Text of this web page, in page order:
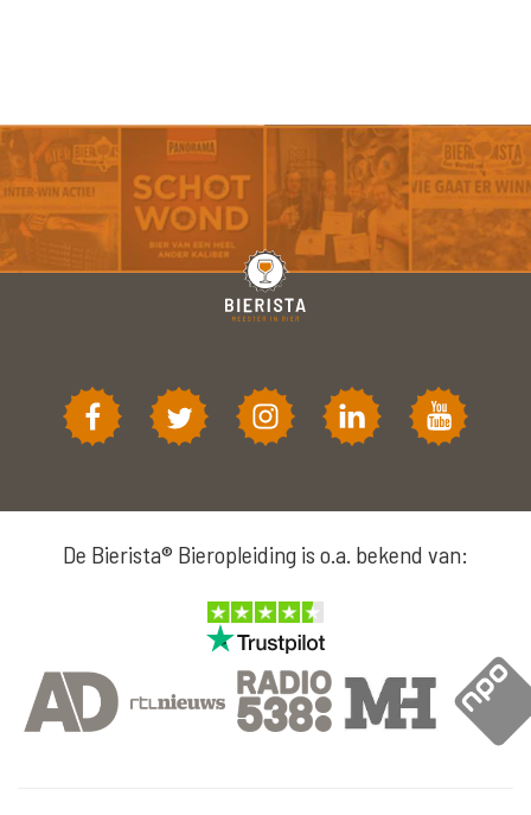
De Bierista® Bieropleiding is o.a. bekend van: